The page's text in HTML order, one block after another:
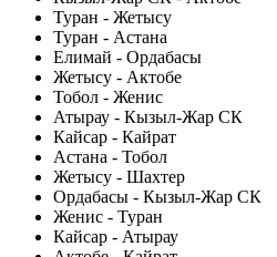
Туран - Жетысу
Туран - Астана
Елимай - Ордабасы
Жетысу - Актобе
Тобол - Женис
Атырау - Кызыл-Жар СК
Кайсар - Кайрат
Астана - Тобол
Жетысу - Шахтер
Ордабасы - Кызыл-Жар СК
Женис - Туран
Кайсар - Атырау